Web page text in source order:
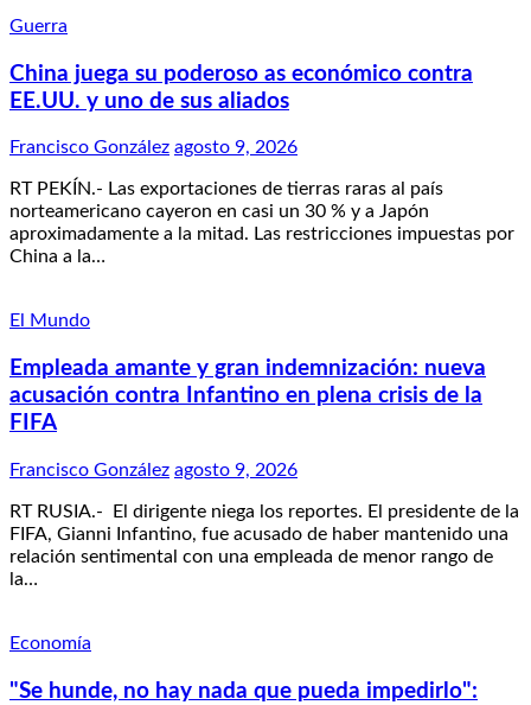
Guerra
China juega su poderoso as económico contra
EE.UU. y uno de sus aliados
Francisco González agosto 9, 2026
RT PEKÍN.- Las exportaciones de tierras raras al país
norteamericano cayeron en casi un 30 % y a Japón
aproximadamente a la mitad. Las restricciones impuestas por
China a la…
El Mundo
Empleada amante y gran indemnización: nueva
acusación contra Infantino en plena crisis de la
FIFA
Francisco González agosto 9, 2026
RT RUSIA.- El dirigente niega los reportes. El presidente de la
FIFA, Gianni Infantino, fue acusado de haber mantenido una
relación sentimental con una empleada de menor rango de
la…
Economía
"Se hunde, no hay nada que pueda impedirlo":